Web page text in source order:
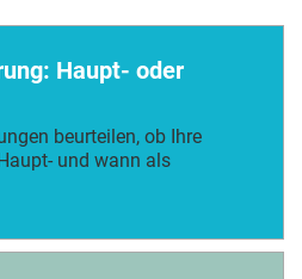
Haupt- oder
beurteilen, ob Ihre
und wann als